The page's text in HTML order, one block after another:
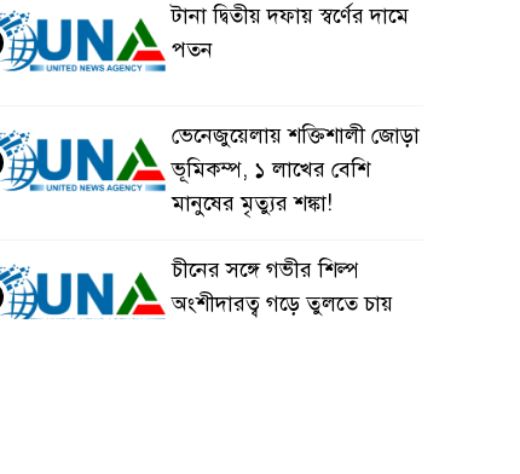
টানা দ্বিতীয় দফায় স্বর্ণের দামে
পতন
ভেনেজুয়েলায় শক্তিশালী জোড়া
ভূমিকম্প, ১ লাখের বেশি
মানুষের মৃত্যুর শঙ্কা!
চীনের সঙ্গে গভীর শিল্প
অংশীদারত্ব গড়ে তুলতে চায়